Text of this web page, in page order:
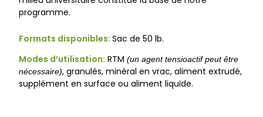
programme.
Formats disponibles: Sac de 50 lb.
Modes d’utilisation: RTM (un agent tensioactif peut être
nécessaire), granulés, minéral en vrac, aliment extrudé,
supplément en surface ou aliment liquide.